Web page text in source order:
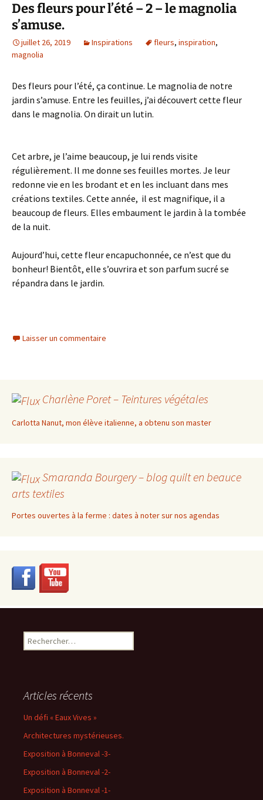
Des fleurs pour l’été – 2 – le magnolia
s’amuse.
juillet 26, 2019 Inspirations fleurs, inspiration,
magnolia
Des fleurs pour l’été, ça continue. Le magnolia de notre
jardin s’amuse. Entre les feuilles, j’ai découvert cette fleur
dans le magnolia. On dirait un lutin.
Cet arbre, je l’aime beaucoup, je lui rends visite
régulièrement. Il me donne ses feuilles mortes. Je leur
redonne vie en les brodant et en les incluant dans mes
créations textiles. Cette année, il est magnifique, il a
beaucoup de fleurs. Elles embaument le jardin à la tombée
de la nuit.
Aujourd’hui, cette fleur encapuchonnée, ce n’est que du
bonheur! Bientôt, elle s’ouvrira et son parfum sucré se
répandra dans le jardin.
Laisser un commentaire
Charlène Poret – Teintures végétales
Carlotta Nanut, mon élève italienne, a obtenu son master
Smaranda Bourgery – blog quilt en beauce
arts textiles
Portes ouvertes à la ferme : dates à noter sur nos agendas
Rechercher :
Articles récents
Un défi « Eaux Vives »
Architectures mystérieuses.
Exposition à Bonneval -3-
Exposition à Bonneval -2-
Exposition à Bonneval -1-